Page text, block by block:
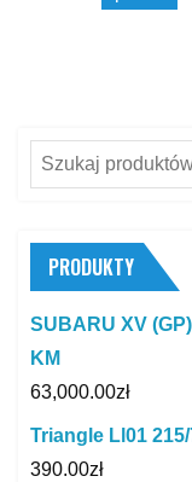
Szukaj:
PRODUKTY
SUBARU XV
KM
63,000.00zł
Triangle Ll01
390.00zł